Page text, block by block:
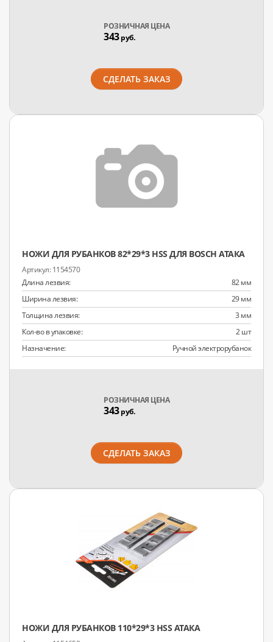
РОЗНИЧНАЯ ЦЕНА
343руб.
СДЕЛАТЬ ЗАКАЗ
НОЖИ ДЛЯ РУБАНКОВ 82*29*3 HSS ДЛЯ BOSCH АТАКА
1154570
Длина лезвия:
82 мм
Ширина лезвия:
29 мм
Толщина лезвия:
3 мм
Кол-во в упаковке:
2 шт
Назначение:
Ручной электрорубанок
РОЗНИЧНАЯ ЦЕНА
343руб.
СДЕЛАТЬ ЗАКАЗ
НОЖИ ДЛЯ РУБАНКОВ 110*29*3 HSS АТАКА